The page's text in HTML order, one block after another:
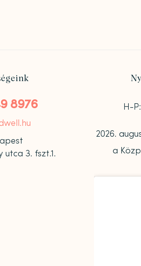
8976
3. fszt.1.
H-
2026.
a